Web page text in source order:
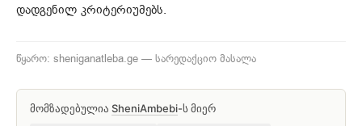
დადგენილ კრიტერიუმებს.
წყარო: sheniganatleba.ge — სარედაქციო მასალა
მომზადებულია SheniAmbebi-ს მიერ